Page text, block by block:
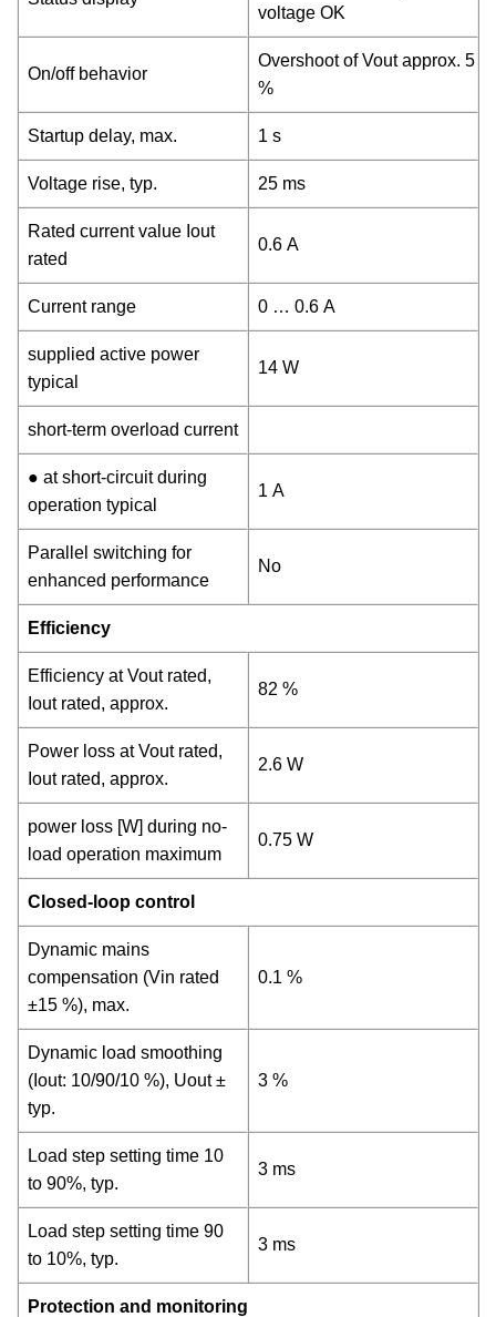
voltage OK
On/off behavior
Overshoot of Vout approx. 5
%
Startup delay, max. 1 s
Voltage rise, typ. 25 ms
Rated current value Iout
rated
0.6 A
Current range 0 … 0.6 A
supplied active power
typical
14 W
short-term overload current
● at short-circuit during
operation typical
1 A
Parallel switching for
enhanced performance
No
Efficiency
Efficiency at Vout rated,
Iout rated, approx.
82 %
Power loss at Vout rated,
Iout rated, approx.
2.6 W
power loss [W] during no-
load operation maximum
0.75 W
Closed-loop control
Dynamic mains
compensation (Vin rated
±15 %), max.
0.1 %
Dynamic load smoothing
(Iout: 10/90/10 %), Uout ±
typ.
3 %
Load step setting time 10
to 90%, typ.
3 ms
Load step setting time 90
to 10%, typ.
3 ms
Protection and monitoring